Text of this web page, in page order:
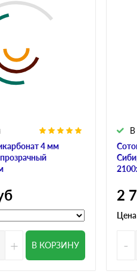
4 мм
+ В КОРЗИНУ
В
2
Цена
-